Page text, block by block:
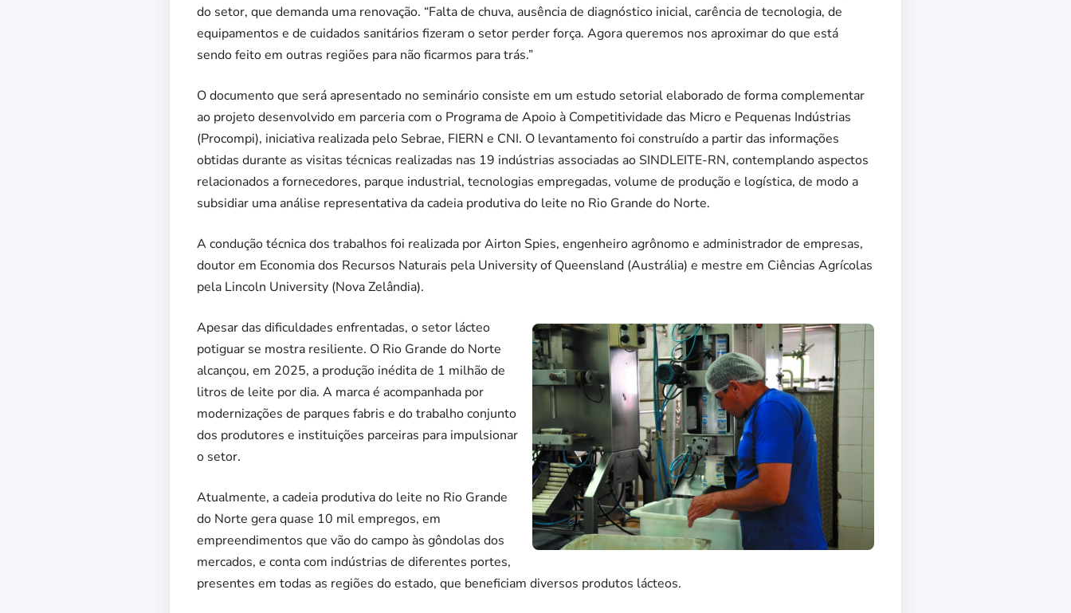
do setor, que demanda uma renovação. “Falta de chuva, ausência de diagnóstico inicial, carência de tecnologia, de
equipamentos e de cuidados sanitários fizeram o setor perder força. Agora queremos nos aproximar do que está
sendo feito em outras regiões para não ficarmos para trás.”
O documento que será apresentado no seminário consiste em um estudo setorial elaborado de forma complementar
ao projeto desenvolvido em parceria com o Programa de Apoio à Competitividade das Micro e Pequenas Indústrias
(Procompi), iniciativa realizada pelo Sebrae, FIERN e CNI. O levantamento foi construído a partir das informações
obtidas durante as visitas técnicas realizadas nas 19 indústrias associadas ao SINDLEITE-RN, contemplando aspectos
relacionados a fornecedores, parque industrial, tecnologias empregadas, volume de produção e logística, de modo a
subsidiar uma análise representativa da cadeia produtiva do leite no Rio Grande do Norte.
A condução técnica dos trabalhos foi realizada por Airton Spies, engenheiro agrônomo e administrador de empresas,
doutor em Economia dos Recursos Naturais pela University of Queensland (Austrália) e mestre em Ciências Agrícolas
pela Lincoln University (Nova Zelândia).
Apesar das dificuldades enfrentadas, o setor lácteo
potiguar se mostra resiliente. O Rio Grande do Norte
alcançou, em 2025, a produção inédita de 1 milhão de
litros de leite por dia. A marca é acompanhada por
modernizações de parques fabris e do trabalho conjunto
dos produtores e instituições parceiras para impulsionar
o setor.
Atualmente, a cadeia produtiva do leite no Rio Grande
do Norte gera quase 10 mil empregos, em
empreendimentos que vão do campo às gôndolas dos
mercados, e conta com indústrias de diferentes portes,
presentes em todas as regiões do estado, que beneficiam diversos produtos lácteos.